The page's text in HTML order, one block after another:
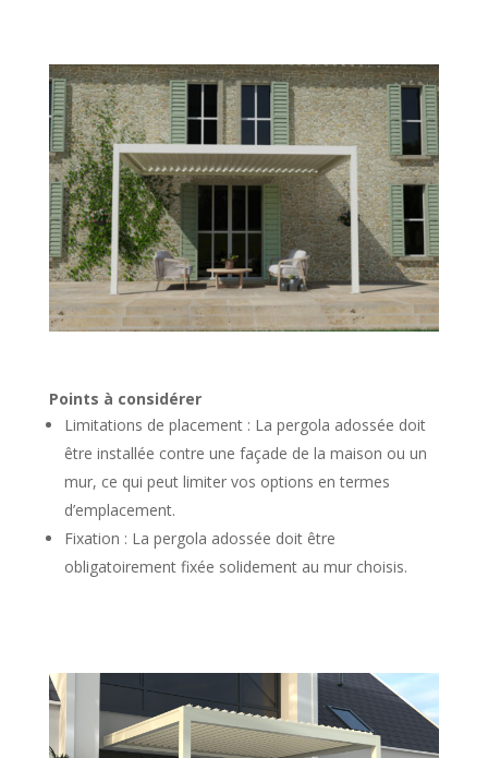
Points à considérer
Limitations de placement : La pergola adossée doit
être installée contre une façade de la maison ou un
mur, ce qui peut limiter vos options en termes
d’emplacement.
Fixation : La pergola adossée doit être
obligatoirement fixée solidement au mur choisis.